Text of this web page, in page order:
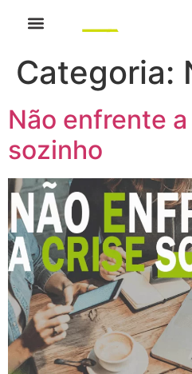
Categoria:
Não enfrente
sozinho